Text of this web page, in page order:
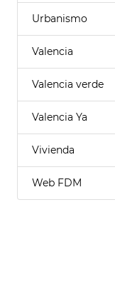
Urbanismo
Valencia
Valencia verde
Valencia Ya
Vivienda
Web FDM